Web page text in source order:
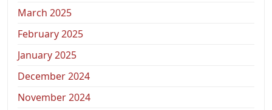
March 2025
February 2025
January 2025
December 2024
November 2024